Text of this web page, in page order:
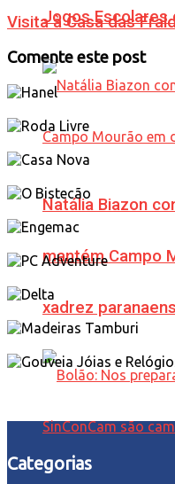
Jogos Escolares
Natália Biazon
mantém Campo
xadrez
Visita à Casa das
Comente este post
Categorias